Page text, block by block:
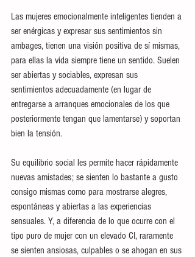
Las mujeres emocionalmente inteligentes tienden a
ser enérgicas y expresar sus sentimientos sin
ambages, tienen una visión positiva de sí mismas,
para ellas la vida siempre tiene un sentido. Suelen
ser abiertas y sociables, expresan sus
sentimientos adecuadamente (en lugar de
entregarse a arranques emocionales de los que
posteriormente tengan que lamentarse) y soportan
bien la tensión.
Su equilibrio social les permite hacer rápidamente
nuevas amistades; se sienten lo bastante a gusto
consigo mismas como para mostrarse alegres,
espontáneas y abiertas a las experiencias
sensuales. Y, a diferencia de lo que ocurre con el
tipo puro de mujer con un elevado CI, raramente
se sienten ansiosas, culpables o se ahogan en sus